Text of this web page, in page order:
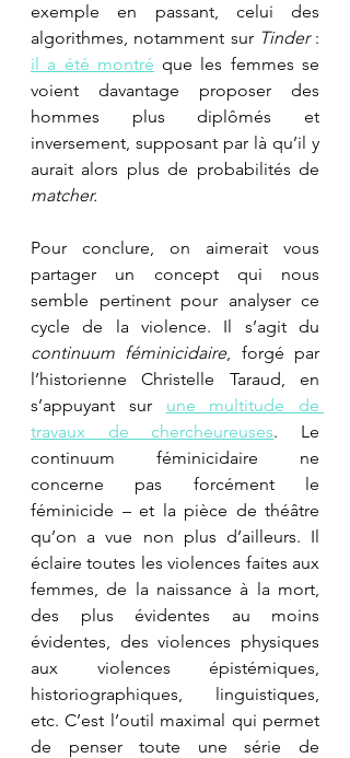
exemple en passant, celui des
algorithmes, notamment sur Tinder
il a été montré que les femmes se
voient davantage proposer des
hommes plus diplômés et
inversement, supposant par là qu’il y
matcher.
Pour conclure, on aimerait vous
partager un concept qui nous
semble pertinent pour analyser ce
continuum féminicidaire, forgé par
l’historienne Christelle Taraud, en
s’appuyant sur une multitude de
travaux de chercheureuses. Le
continuum féminicidaire ne
concerne pas forcément le
féminicide – et la pièce de théâtre
qu’on a vue non plus d’ailleurs. Il
éclaire toutes les violences faites aux
femmes, de la naissance à la mort,
des plus évidentes au moins
évidentes, des violences physiques
aux violences épistémiques,
historiographiques, linguistiques,
etc. C’est l’outil maximal qui permet
de penser toute une série de